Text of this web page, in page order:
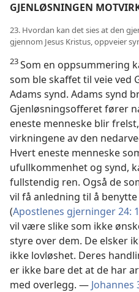
GJENLØSNINGEN
23. Hvordan kan det sies at den
gjennom Jesus Kristus, oppveier
23Som en oppsummering
som ble skaffet til veie ved
Adams synd. Adams synd
Gjenløsningsofferet fører
eneste menneske blir
virkningene av den
Hvert eneste menneske
ufullkommenhet og synd,
fullstendig ren. Også de
vil få anledning til å
(Apostlenes gjerninger 24:
vil være slike som ikke
styre over dem. De elsker
ikke lovløshet. Deres
er ikke bare det at de har
med overlegg. — Johannes